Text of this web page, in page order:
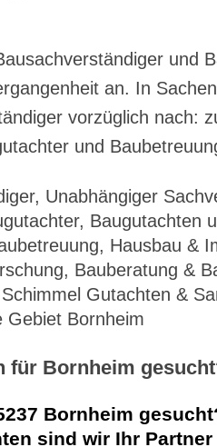
und
an. In
vorzüglich nach:
und
Unabhängiger
Baugutachten
Hausbau &
Bauberatung &
Gutachten &
Bornheim
für Bornheim
Bornheim
sind wir Ihr Partner